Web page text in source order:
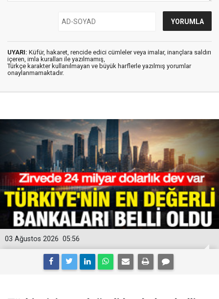
UYARI: Küfür, hakaret, rencide edici cümleler veya imalar, inançlara saldırı
içeren, imla kuralları ile yazılmamış,
Türkçe karakter kullanılmayan ve büyük harflerle yazılmış yorumlar
onaylanmamaktadır.
05:56
03 Ağustos 2026